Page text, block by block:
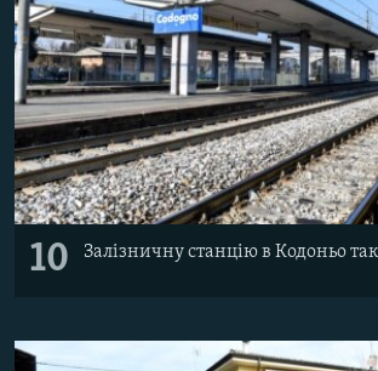
10 Залізничну станцію в Кодоньо